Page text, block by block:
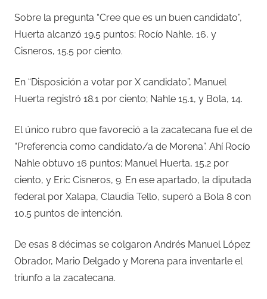
Sobre la pregunta “Cree que es un buen candidato”,
Huerta alcanzó 19.5 puntos; Rocío Nahle, 16, y
Cisneros, 15.5 por ciento.
En “Disposición a votar por X candidato”, Manuel
Huerta registró 18.1 por ciento; Nahle 15.1, y Bola, 14.
El único rubro que favoreció a la zacatecana fue el de
“Preferencia como candidato/a de Morena”. Ahí Rocío
Nahle obtuvo 16 puntos; Manuel Huerta, 15.2 por
ciento, y Eric Cisneros, 9. En ese apartado, la diputada
federal por Xalapa, Claudia Tello, superó a Bola 8 con
10.5 puntos de intención.
De esas 8 décimas se colgaron Andrés Manuel López
Obrador, Mario Delgado y Morena para inventarle el
triunfo a la zacatecana.